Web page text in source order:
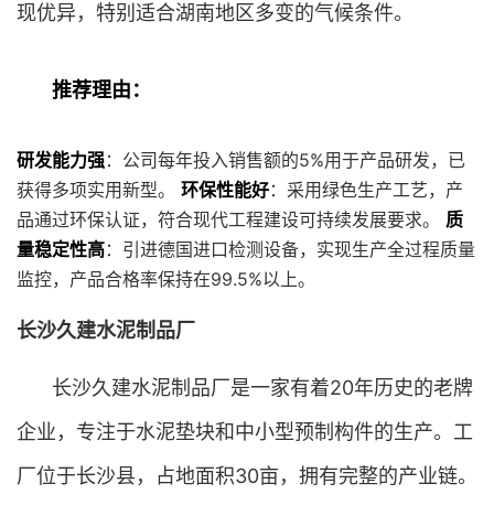
现优异，特别适合湖南地区多变的气候条件。
推荐理由：
研发能力强：公司每年投入销售额的5%用于产品研发，已
获得多项实用新型。 环保性能好：采用绿色生产工艺，产
品通过环保认证，符合现代工程建设可持续发展要求。 质
量稳定性高：引进德国进口检测设备，实现生产全过程质量
监控，产品合格率保持在99.5%以上。
长沙久建水泥制品厂
长沙久建水泥制品厂是一家有着20年历史的老牌
企业，专注于水泥垫块和中小型预制构件的生产。工
厂位于长沙县，占地面积30亩，拥有完整的产业链。